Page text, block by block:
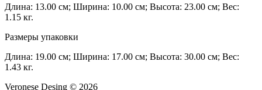
Длина: 13.00 см; Ширина: 10.00 см; Высота: 23.00 см; Вес:
1.15 кг.
Размеры упаковки
Длина: 19.00 см; Ширина: 17.00 см; Высота: 30.00 см; Вес:
1.43 кг.
Veronese Desing © 2026